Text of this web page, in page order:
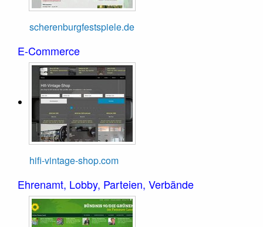
scherenburgfestspiele.de
E-Commerce
hifi-vintage-shop.com
Ehrenamt, Lobby, Parteien, Verbände